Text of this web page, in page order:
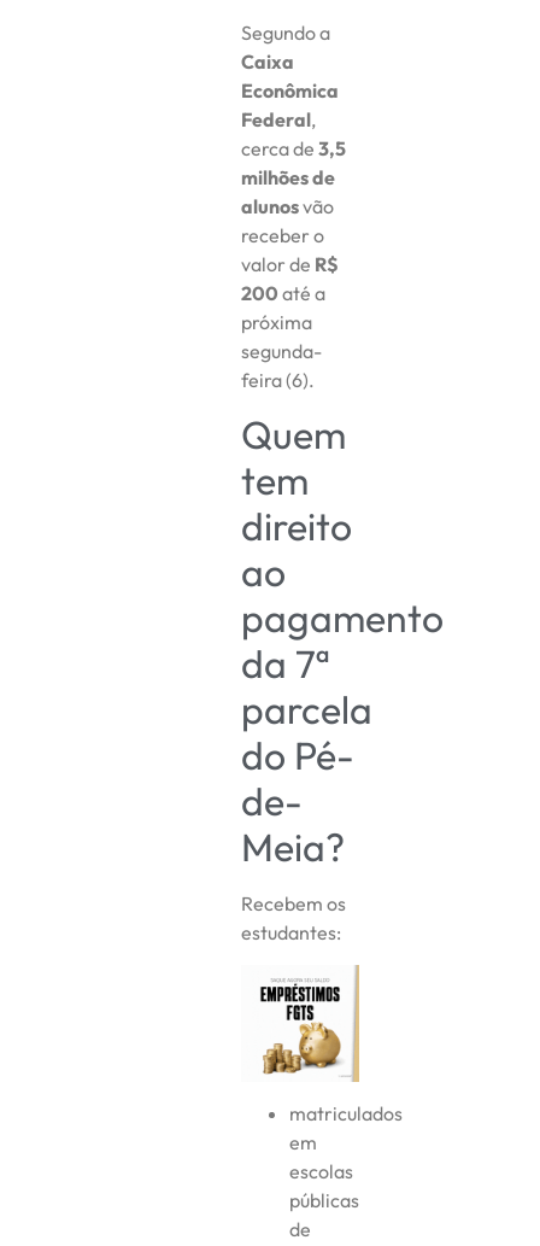
Segundo a
Caixa
Econômica
Federal,
cerca de3,5
milhões de
alunosvão
receber o
valor de R$
200 até a
próxima
segunda-
feira (6).
Quem
tem
direito
ao
pagamento
da 7ª
parcela
do Pé-
de-
Meia?
Recebem os
estudantes:
matriculados
em
escolas
públicas
de